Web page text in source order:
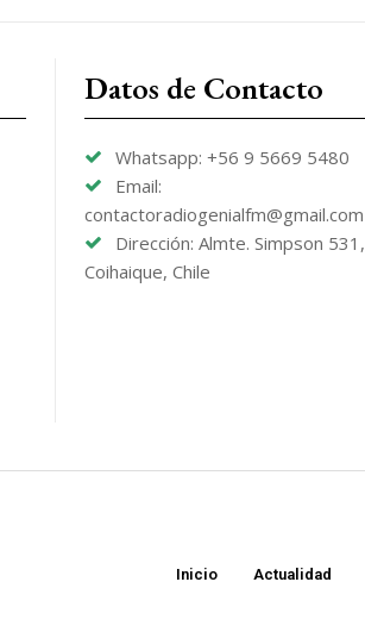
Datos de Contacto
Whatsapp: +56 9 5669 5480
Email:
contactoradiogenialfm@gmail.com
Dirección: Almte. Simpson 531,
Coihaique, Chile
Inicio Actualidad